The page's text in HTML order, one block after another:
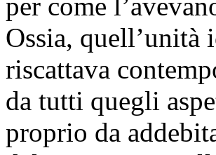
per come
Ossia, quell’unità
riscattava
da tutti quegli
proprio da